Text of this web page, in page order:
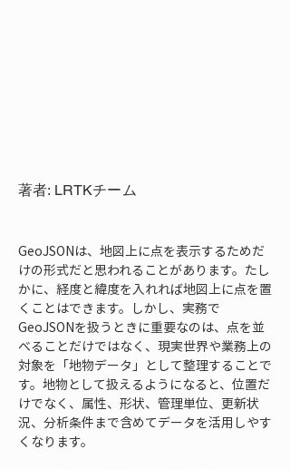
著者: LRTKチーム
GeoJSONは、地図上に点を表示するためだ
けの形式だと思われることがあります。たし
かに、経度と緯度を入れれば地図上に点を置
くことはできます。しかし、実務で
GeoJSONを扱うときに重要なのは、点を並
べることだけではなく、現実世界や業務上の
対象を「地物データ」として整理することで
す。地物として扱えるようになると、位置だ
けでなく、属性、形状、管理単位、更新状
況、分析条件まで含めてデータを活用しやす
くなります。